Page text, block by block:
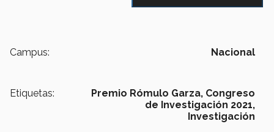
Campus: Nacional
Etiquetas: Premio Rómulo Garza, Congreso
de Investigación 2021,
Investigación